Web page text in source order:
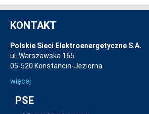
KONTAKT
Polskie Sieci Elektroenergetyczne S.A.
ul. Warszawska 165
05-520 Konstancin-Jeziorna
więcej
PSE